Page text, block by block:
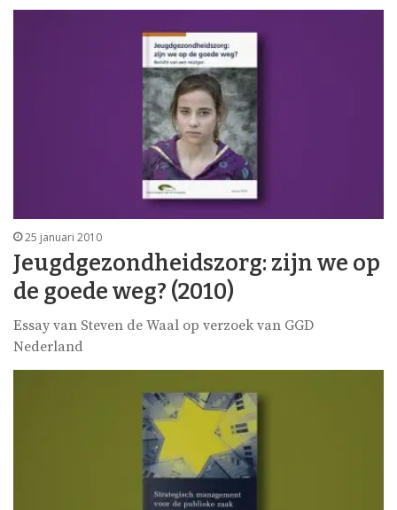
25 januari 2010
Jeugdgezondheidszorg: zijn we op
de goede weg? (2010)
Essay van Steven de Waal op verzoek van GGD
Nederland